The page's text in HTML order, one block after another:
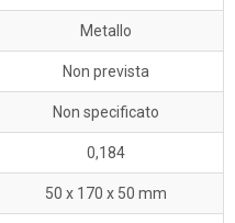
Metallo
Non prevista
Non specificato
0,184
50 x 170 x 50 mm